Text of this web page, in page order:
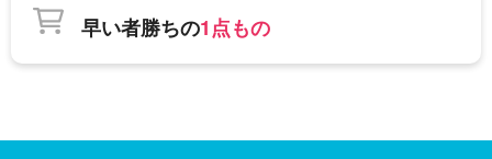
早い者勝ちの1点もの